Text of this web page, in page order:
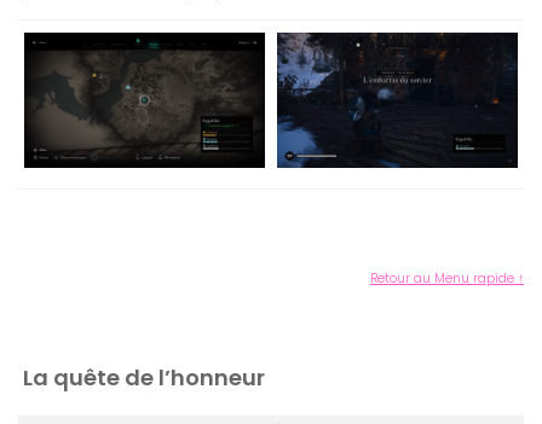
Retour au Menu rapide ↑
La quête de l’honneur